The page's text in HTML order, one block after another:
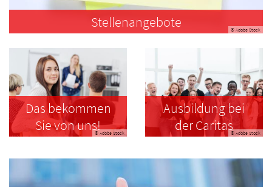
© Adobe Stock
Stellenangebote
© Adobe Stock
Das bekommen
Sie von uns!
© Adobe Stock
Ausbildung bei
der Caritas